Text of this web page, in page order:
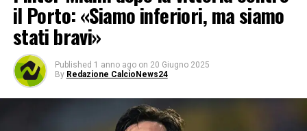
il Porto: «Siamo inferiori, ma siamo
stati bravi»
Published 1 anno ago on 20 Giugno 2025
By Redazione CalcioNews24